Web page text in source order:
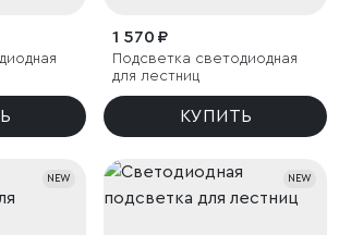
1 570 ₽
Подсветка светодиодная
для лестниц
КУПИТЬ
NEW NEW